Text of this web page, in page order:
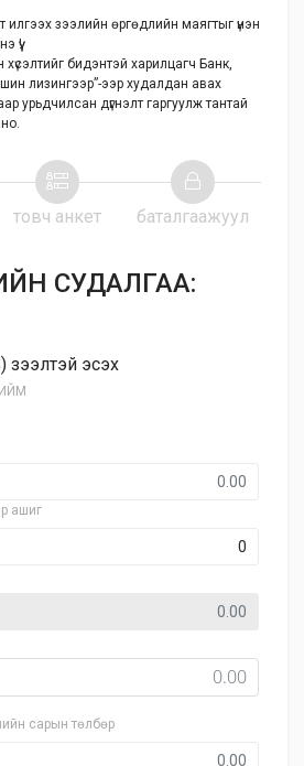
илгээх зээлийн өргөдлийн маягтыг үнэн
үү!
бидэнтэй харилцагч Банк,
лизингээр”-ээр худалдан авах
урьдчилсан дүгнэлт гаргуулж тантай
товч анкет баталгаажуул
СУДАЛГАА:
зээлтэй эсэх
ашиг
сарын төлбөр